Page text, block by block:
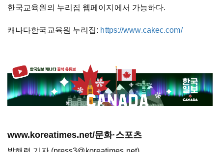
한국교육원의 누리집 웹페이지에서 가능하다.
캐나다한국교육원 누리집: https://www.cakec.com/
www.koreatimes.net/문화·스포츠